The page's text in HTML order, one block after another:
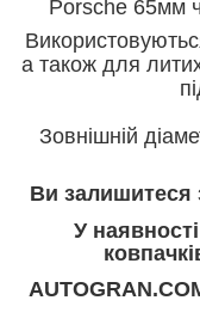
Porsche 65мм
а також для
Зовнішній
Ви залишитеся
У